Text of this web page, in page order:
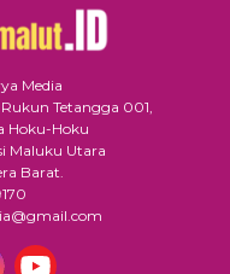
Media
Tetangga 001,
Hoku-Hoku
Maluku Utara
Barat.